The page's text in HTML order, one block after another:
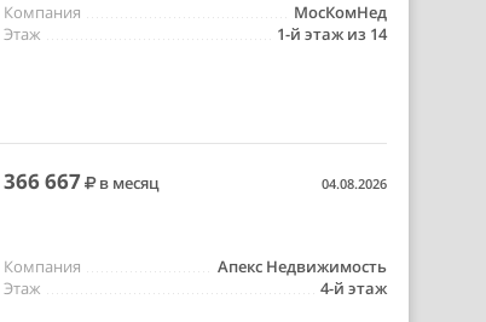
МосКомНед
Компания
1-й этаж из 14
Этаж
366 667 в месяц 04.08.2026
Апекс Недвижимость
Компания
4-й этаж
Этаж